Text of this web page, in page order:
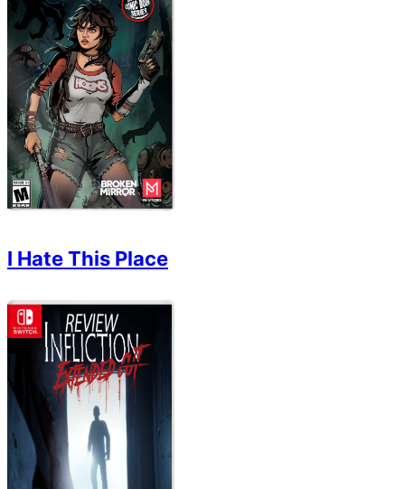
I Hate This Place